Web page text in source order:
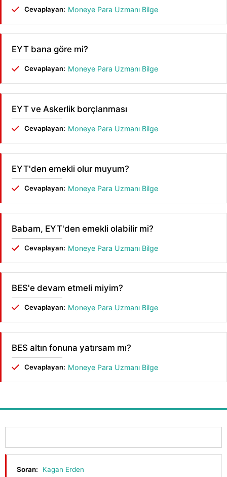
Cevaplayan: Moneye Para Uzmanı Bilge
EYT bana göre mi?
Cevaplayan: Moneye Para Uzmanı Bilge
EYT ve Askerlik borçlanması
Cevaplayan: Moneye Para Uzmanı Bilge
EYT'den emekli olur muyum?
Cevaplayan: Moneye Para Uzmanı Bilge
Babam, EYT'den emekli olabilir mi?
Cevaplayan: Moneye Para Uzmanı Bilge
BES'e devam etmeli miyim?
Cevaplayan: Moneye Para Uzmanı Bilge
BES altın fonuna yatırsam mı?
Cevaplayan: Moneye Para Uzmanı Bilge
Soran: Kagan Erden